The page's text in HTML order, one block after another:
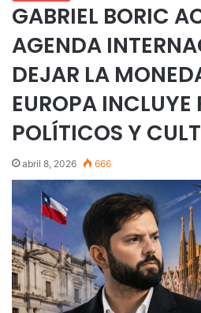
GABRIEL BORIC
AGENDA
DEJAR LA
EUROPA INCLUYE
POLÍTICOS Y
abril 8, 2026 666